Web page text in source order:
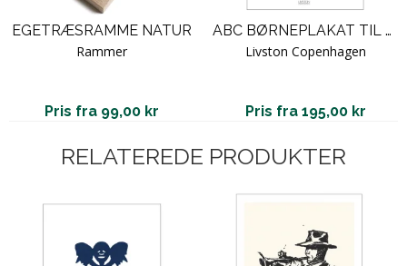
EGETRÆSRAMME NATUR
Rammer
Pris fra 99,00 kr
ABC BØRNEPLAKAT TIL PIGEVÆRELSET
Livston Copenhagen
Pris fra 195,00 kr
RELATEREDE PRODUKTER